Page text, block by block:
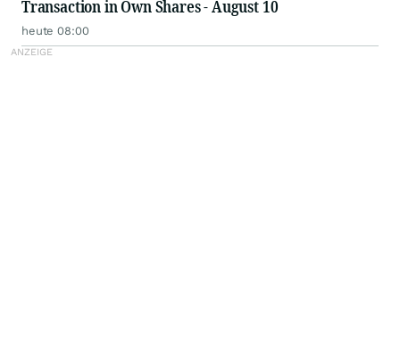
Transaction in Own Shares - August 10
heute 08:00